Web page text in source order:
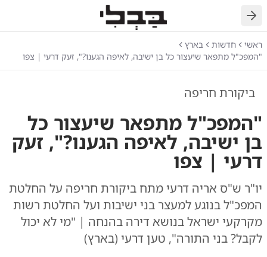
חזרה
ראשי חדשות
בארץ
"המפכ"ל מתפאר שיעצור כל בן ישיבה, לאיפה הגענו?", זעק דרעי | צפו
ביקורת חריפה
"המפכ"ל מתפאר שיעצור כל
בן ישיבה, לאיפה הגענו?", זעק
דרעי | צפו
יו"ר ש"ס אריה דרעי מתח ביקורת חריפה על החלטת
המפכ"ל בנוגע למעצר בני ישיבות ועל החלטת רשות
מקרקעי ישראל בנושא דירה בהנחה | "מי לא יכול
לקבל? בני התורה", טען דרעי (בארץ)